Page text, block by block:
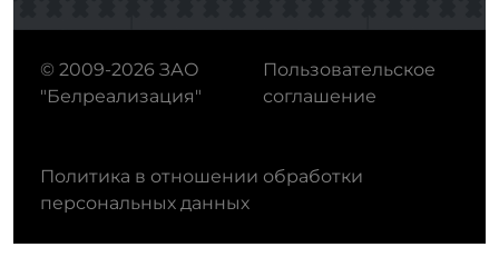
© 2009-2026 ЗАО
"Белреализация"
Пользовательское
соглашение
Политика в отношении обработки
персональных данных